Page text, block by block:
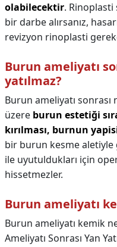
olabilecektir.
bir darbe alırsanız,
revizyon rinoplasti
Burun ameliyatı
yatılmaz?
Burun ameliyatı sonrası
üzere burun estetiği
kırılması, burnun
bir burun kesme aletiyle
ile uyutuldukları için
hissetmezler.
Burun ameliyatı
Burun ameliyatı kemik
Ameliyatı Sonrası Yan